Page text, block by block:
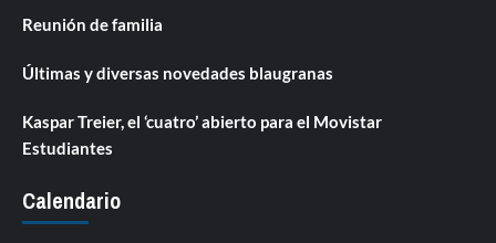
Reunión de familia
Últimas y diversas novedades blaugranas
Kaspar Treier, el ‘cuatro’ abierto para el Movistar
Estudiantes
Calendario